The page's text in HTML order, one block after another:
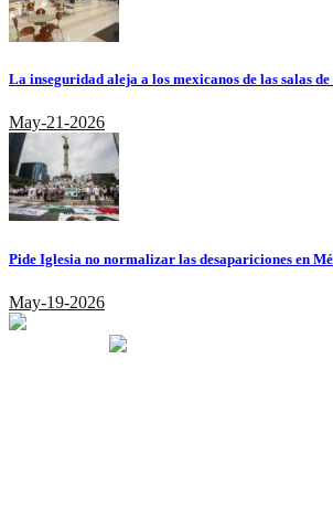
La inseguridad aleja a los mexicanos de las salas de
May-21-2026
Pide Iglesia no normalizar las desapariciones en
May-19-2026